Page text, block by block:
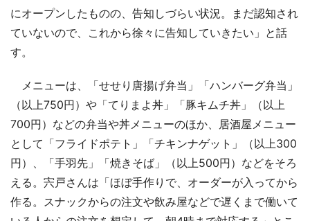
にオープンしたものの、告知しづらい状況。まだ認知され
ていないので、これから徐々に告知していきたい」と話
す。
メニューは、「せせり唐揚げ弁当」「ハンバーグ弁当」
（以上750円）や「てりまよ丼」「豚キムチ丼」（以上
700円）などの弁当や丼メニューのほか、居酒屋メニュー
として「フライドポテト」「チキンナゲット」（以上300
円）、「手羽先」「焼きそば」（以上500円）などをそろ
える。宍戸さんは「ほぼ手作りで、オーダーが入ってから
作る。スナックからの注文や飲み屋などで遅くまで働いて